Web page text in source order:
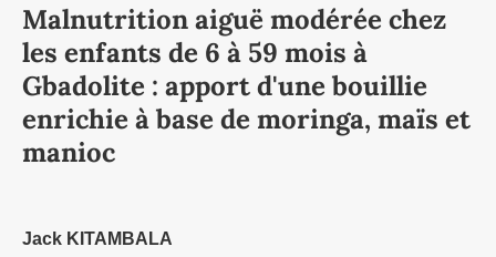
Malnutrition aiguë modérée chez
les enfants de 6 à 59 mois à
Gbadolite : apport d'une bouillie
enrichie à base de moringa, maïs et
manioc
Jack KITAMBALA